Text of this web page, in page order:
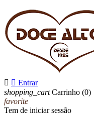
  Entrar
shopping_cart Carrinho (0)
favorite
Tem de iniciar sessão